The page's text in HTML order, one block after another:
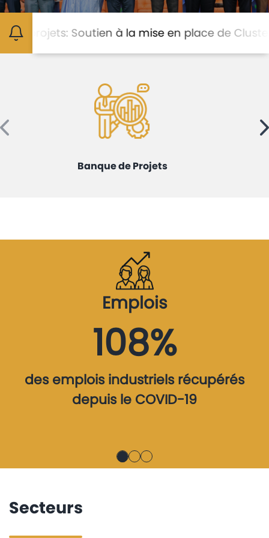
Avis
et
Soutien à la mise en place de Clusters
Banque de Projets
Emplois
108%
des emplois industriels récupérés
depuis le COVID-19
Secteurs